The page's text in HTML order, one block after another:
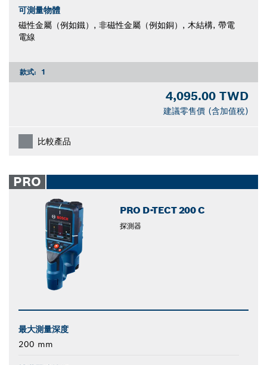
可測量物體
磁性金屬（例如鐵）, 非磁性金屬（例如銅）, 木結構, 帶電
電線
款式: 1
4,095.00 TWD
建議零售價 (含加值稅)
比較產品
PRO
PRO D-TECT 200 C
探測器
最大測量深度
200 mm